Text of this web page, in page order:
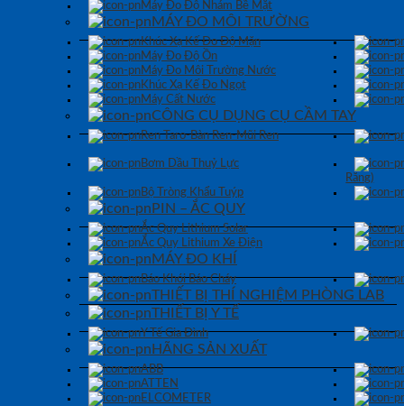
Máy Đo Độ Nhám Bề Mặt
MÁY ĐO MÔI TRƯỜNG
Khúc Xạ Kế Đo Độ Mặn
Máy Đo Độ Ồn
Máy Đo Môi Trường Nước
Khúc Xạ Kế Đo Ngọt
Máy Cất Nước
CÔNG CỤ DỤNG CỤ CẦM TAY
Ren Taro-Bàn Ren-Mũi Ren
Bơm Dầu Thuỷ Lực
Răng)
Bộ Tròng Khẩu Tuýp
PIN – ẮC QUY
Ắc Quy Lithium Solar
Ắc Quy Lithium Xe Điện
MÁY ĐO KHÍ
Báo Khói Báo Cháy
THIẾT BỊ THÍ NGHIỆM PHÒNG LAB
THIẾT BỊ Y TẾ
Y Tế Gia Đình
HÃNG SẢN XUẤT
ABB
ATTEN
ELCOMETER